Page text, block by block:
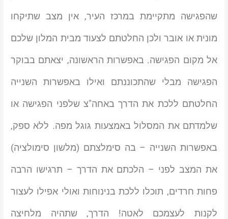
שהפגישה מתקיימת במרכז העיר, אין מצב שתיקחו
מונית או אובר ולכן החלטתם לצעוד מבית המלון שלכם
אל מקום הפגישה. באפשרות הראשונה, יצאתם בבוקר
הפגישה מבלי שהתכוננתם ואילו באפשרות השנייה
החלטתם ללכת את הדרך באחה"צ שלפני הפגישה או
שלמדתם את המסלול באמצעות גוגל מפה. ללא ספק,
באפשרות השנייה – בה סימלצתם (מלשון סימולציה)
את המצב לפני – הלכתם את הדרך – תרגישו הרבה
פחות חרדים, תוכלו ללכת בנינוחות ואולי אפילו לעצור
לקנות לעצמכם לאטה! הדרך, שתהיה מלחיצה